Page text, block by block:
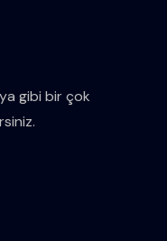
gibi bir çok